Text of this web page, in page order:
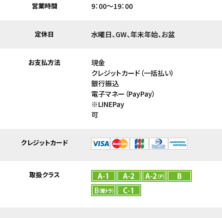
営業時間 9：00～19：00
定休日 水曜日、GW、年末年始、お盆
お支払方法
現金
クレジットカード（一括払い）
銀行振込
電子マネー（PayPay）
※LINEPay
クレジットカード
取扱クラス